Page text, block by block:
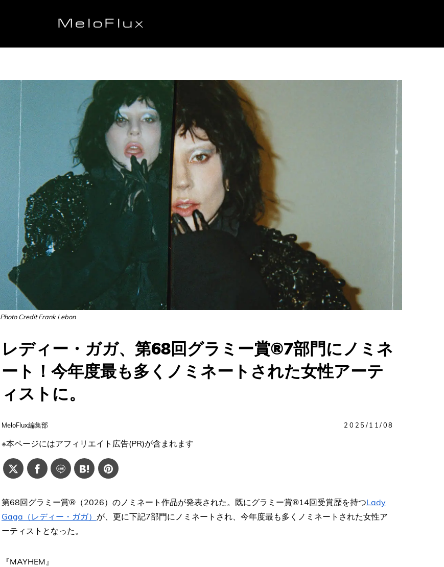
Photo Credit Frank Lebon
レディー・ガガ、第68回グラミー賞®7部門にノミネ
ート！今年度最も多くノミネートされた女性アーテ
ィストに。
MeloFlux編集部 2025/11/08
※本ページにはアフィリエイト広告(PR)が含まれます
第68回グラミー賞®（2026）のノミネート作品が発表された。既にグラミー賞®14回受賞歴を持つLady
Gaga（レディー・ガガ） が、更に下記7部門にノミネートされ、今年度最も多くノミネートされた女性ア
ーティストとなった。
『MAYHEM』